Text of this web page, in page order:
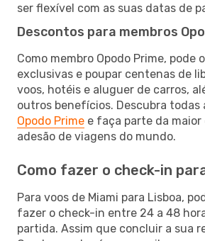
ser flexível com as suas datas de
Descontos para membros
Como membro Opodo Prime, pode
exclusivas e poupar centenas de
voos, hotéis e aluguer de carros,
outros benefícios. Descubra todas
Opodo Prime e faça parte da
adesão de viagens do mundo.
Como fazer o check-in
Para voos de Miami para Lisboa,
fazer o check-in entre 24 a 48
partida. Assim que concluir a sua